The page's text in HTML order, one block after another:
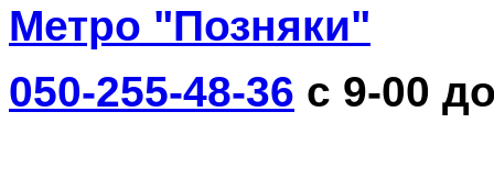
Метро "Позняки"
050-255-48-36 с 9-00